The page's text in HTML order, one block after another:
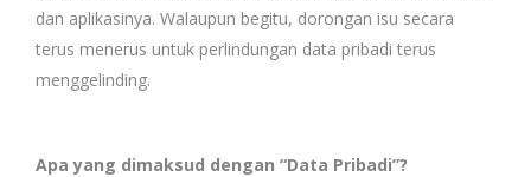
dan aplikasinya. Walaupun begitu, dorongan isu secara
terus menerus untuk perlindungan data pribadi terus
menggelinding.
Apa yang dimaksud dengan “Data Pribadi”?